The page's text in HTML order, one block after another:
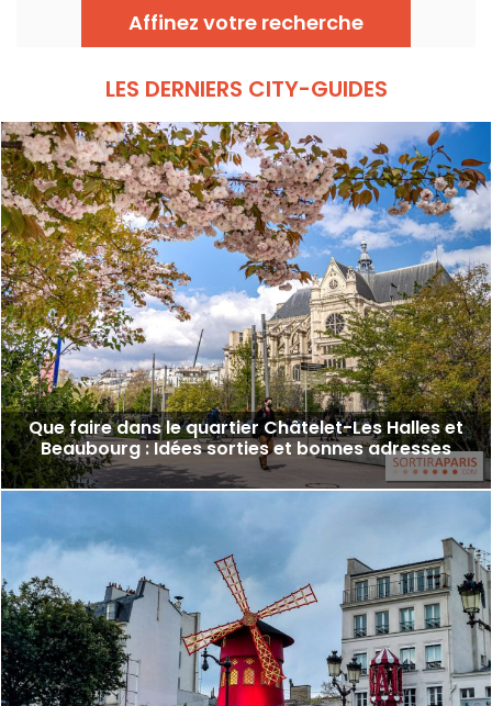
de verdure, accessible en RER, nous dévpoile
une escapade au charme insoupçonné. On
vous embarque pour une aventure nature
Affinez votre recherche
LES DERNIERS CITY-GUIDES
Que faire dans le quartier Châtelet-Les Halles et
Beaubourg : Idées sorties et bonnes adresses